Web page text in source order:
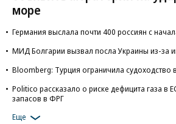
море
Германия выслала почти 400 россиян с
МИД Болгарии вызвал посла Украины из-за
Bloomberg: Турция ограничила
Politico рассказало о риске дефицита газа в
запасов в ФРГ
Еще